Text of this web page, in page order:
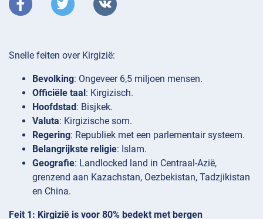
Snelle feiten over Kirgizië:
Bevolking: Ongeveer 6,5 miljoen mensen.
Officiële taal: Kirgizisch.
Hoofdstad: Bisjkek.
Valuta: Kirgizische som.
Regering: Republiek met een parlementair systeem.
Belangrijkste religie: Islam.
Geografie: Landlocked land in Centraal-Azië,
grenzend aan Kazachstan, Oezbekistan, Tadzjikistan
en China.
Feit 1: Kirgizië is voor 80% bedekt met bergen